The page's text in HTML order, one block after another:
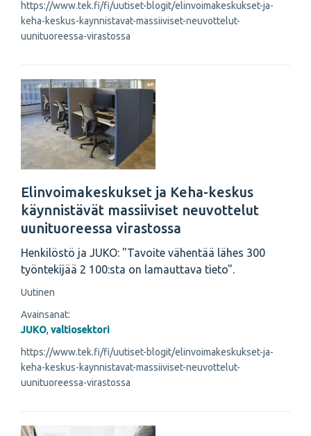
https://www.tek.fi/fi/uutiset-blogit/elinvoimakeskukset-ja-
keha-keskus-kaynnistavat-massiiviset-neuvottelut-
uunituoreessa-virastossa
Elinvoimakeskukset ja Keha-keskus
käynnistävät massiiviset neuvottelut
uunituoreessa virastossa
Henkilöstö ja JUKO: "Tavoite vähentää lähes 300
työntekijää 2 100:sta on lamauttava tieto".
Uutinen
Avainsanat:
JUKO, valtiosektori
https://www.tek.fi/fi/uutiset-blogit/elinvoimakeskukset-ja-
keha-keskus-kaynnistavat-massiiviset-neuvottelut-
uunituoreessa-virastossa